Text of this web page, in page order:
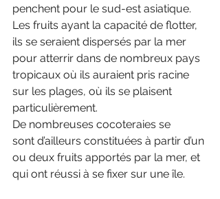
penchent pour le sud-est asiatique.
Les fruits ayant la capacité de flotter,
ils se seraient dispersés par la mer
pour atterrir dans de nombreux pays
tropicaux où ils auraient pris racine
sur les plages, où ils se plaisent
particulièrement.
De nombreuses cocoteraies se
sont d’ailleurs constituées à partir d’un
ou deux fruits apportés par la mer, et
qui ont réussi à se fixer sur une île.